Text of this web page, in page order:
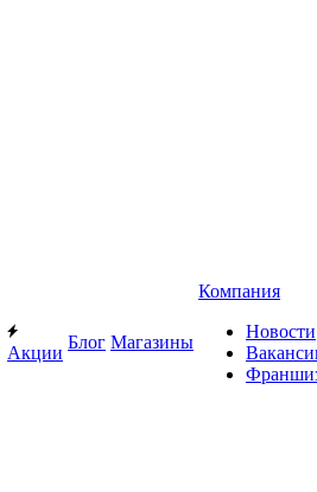
Акции
Блог Магазины
Компания
Новости